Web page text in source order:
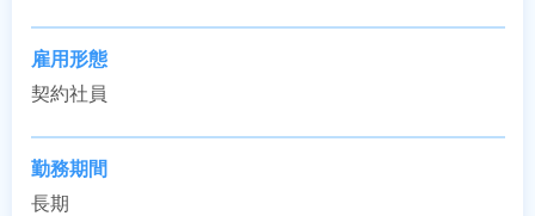
雇用形態
契約社員
勤務期間
長期